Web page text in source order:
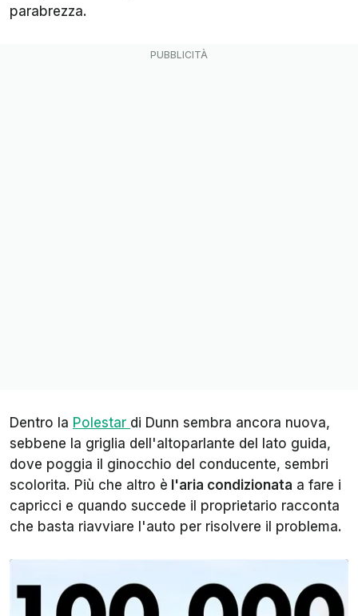
parabrezza.
Dentro la Polestar di Dunn sembra ancora nuova,
sebbene la griglia dell'altoparlante del lato guida,
dove poggia il ginocchio del conducente, sembri
scolorita. Più che altro è l'aria condizionata a fare i
capricci e quando succede il proprietario racconta
che basta riavviare l'auto per risolvere il problema.